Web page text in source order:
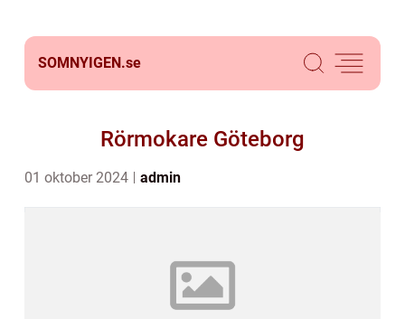
SOMNYIGEN.se
Rörmokare Göteborg
01 oktober 2024 admin